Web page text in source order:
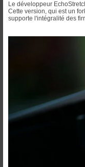
Le développeur
Cette version, qui est un
supporte l'intégralité des